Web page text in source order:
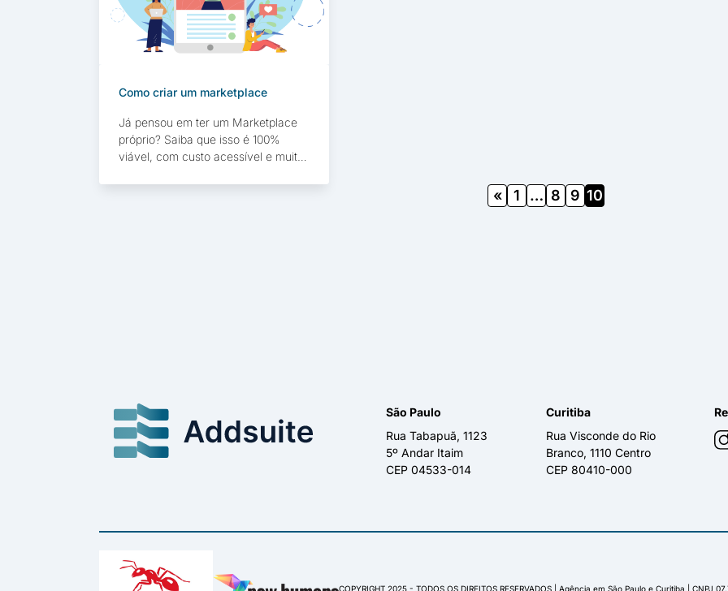
você não esteja lembrando o que
significa o termo, mas certamente
este […]
Como criar um marketplace
Já pensou em ter um Marketplace
próprio? Saiba que isso é 100%
viável, com custo acessível e muita
« 1 … 8 9 10
São Paulo
Rua Tabapuã, 1123
5º Andar Itaim
CEP 04533-014
Curitiba
Rua Visconde do Rio
Branco, 1110 Centro
CEP 80410-000
COPYRIGHT 2025 - TODOS OS DIREITOS RESERVADOS | Agência em São Paulo e Curitiba | CNPJ